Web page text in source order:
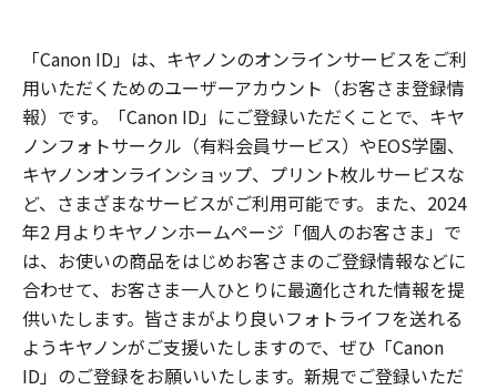
「Canon ID」は、キヤノンのオンラインサービスをご利
用いただくためのユーザーアカウント（お客さま登録情
報）です。「Canon ID」にご登録いただくことで、キヤ
ノンフォトサークル（有料会員サービス）やEOS学園、
キヤノンオンラインショップ、プリント枚ルサービスな
ど、さまざまなサービスがご利用可能です。また、2024
年2 月よりキヤノンホームページ「個人のお客さま」で
は、お使いの商品をはじめお客さまのご登録情報などに
合わせて、お客さま一人ひとりに最適化された情報を提
供いたします。皆さまがより良いフォトライフを送れる
ようキヤノンがご支援いたしますので、ぜひ「Canon
ID」のご登録をお願いいたします。新規でご登録いただ